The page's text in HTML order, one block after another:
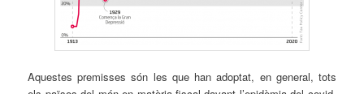
Aquestes premisses són les que han adoptat, en general, tots